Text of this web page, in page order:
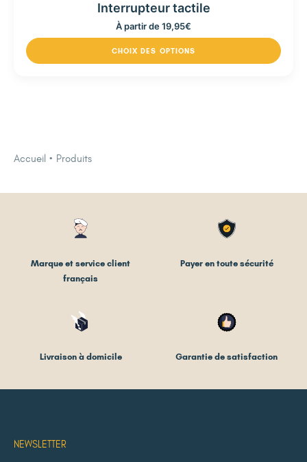
Interrupteur tactile
À partir de19,95€
CHOIX DES OPTIONS
Accueil Produits
Marque et service client
français
Payer en toute sécurité
Livraison à domicile Garantie de satisfaction
NEWSLETTER